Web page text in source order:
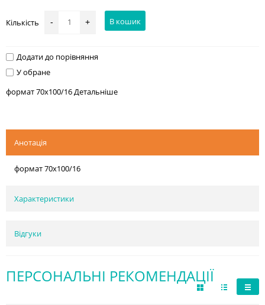
Кількість - + В кошик
Додати до порівняння
У обране
формат 70х100/16Детальніше
Анотація
формат 70х100/16
Характеристики
Відгуки
ПЕРСОНАЛЬНІ РЕКОМЕНДАЦІЇ